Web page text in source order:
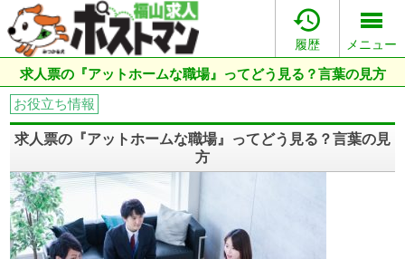

履歴 メニュー
求人票の『アットホームな職場』ってどう見る？言葉の見方
お役立ち情報
求人票の『アットホームな職場』ってどう見る？言葉の見
方